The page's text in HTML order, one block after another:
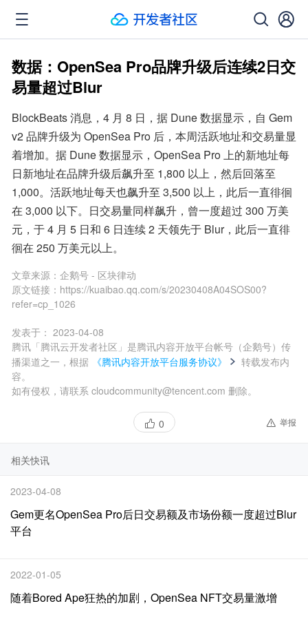
数据：OpenSea Pro品牌升级后连续2日交
易量超过Blur
BlockBeats 消息，4 月 8 日，据 Dune 数据显示，自 Gem
v2 品牌升级为 OpenSea Pro 后，本周活跃地址和交易量显
着增加。据 Dune 数据显示，OpenSea Pro 上的新地址每
日新地址在品牌升级后飙升至 1,800 以上，然后回落至
1,000。活跃地址每天也飙升至 3,500 以上，此后一直徘徊
在 3,000 以下。日交易量同样飙升，曾一度超过 300 万美
元，于 4 月 5 日和 6 日连续 2 天领先于 Blur，此后一直徘
徊在 250 万美元以上。
文章来源： 企鹅号 - 区块律动
原文链接： https://kuaibao.qq.com/s/20230408A04SOS00?
refer=cp_1026
发表于： 2023-04-08
腾讯「腾讯云开发者社区」是腾讯内容开放平台帐号（企鹅号）传
播渠道之一，根据
《腾讯内容开放平台服务协议》
转载发布内
容。
如有侵权，请联系 cloudcommunity@tencent.com 删除。
0 举报
相关快讯
2023-04-08
Gem更名OpenSea Pro后日交易额及市场份额一度超过Blur
平台
2022-01-05
随着Bored Ape狂热的加剧，OpenSea NFT交易量激增